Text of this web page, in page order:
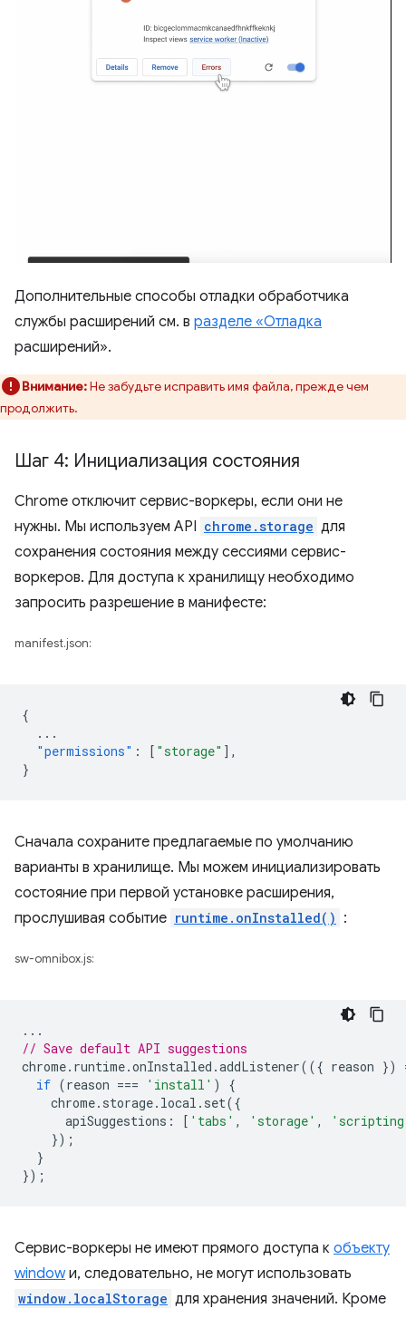
Дополнительные способы отладки обработчика
службы расширений см. в разделе «Отладка
расширений».
Внимание:Не забудьте исправить имя файла, прежде чем
продолжить.
Шаг 4: Инициализация состояния
Chrome отключит сервис-воркеры, если они не
нужны. Мы используем API chrome.storage для
сохранения состояния между сессиями сервис-
воркеров. Для доступа к хранилищу необходимо
запросить разрешение в манифесте:
manifest.json:
{
...
"permissions" : [ "storage" ],
}
Сначала сохраните предлагаемые по умолчанию
варианты в хранилище. Мы можем инициализировать
состояние при первой установке расширения,
прослушивая событие runtime.onInstalled() :
sw-omnibox.js:
...
// Save default API suggestions
chrome. runtime.onInstalled .addListener(({ reason })
if (reason === 'install' )
{
chrome. storage. local . set({
apiSuggestions : [ 'tabs' , 'storage' ,
});
}
});
Сервис-воркеры не имеют прямого доступа к объекту
windowи, следовательно, не могут использовать
window.localStorage для хранения значений. Кроме